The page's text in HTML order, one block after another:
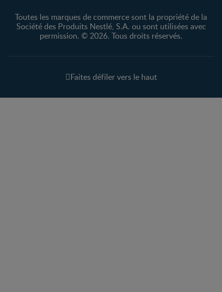
Toutes les marques de commerce sont la propriété de la
Société des Produits Nestlé, S.A. ou sont utilisées avec
permission. © 2026. Tous droits réservés.
Faites défiler vers le haut